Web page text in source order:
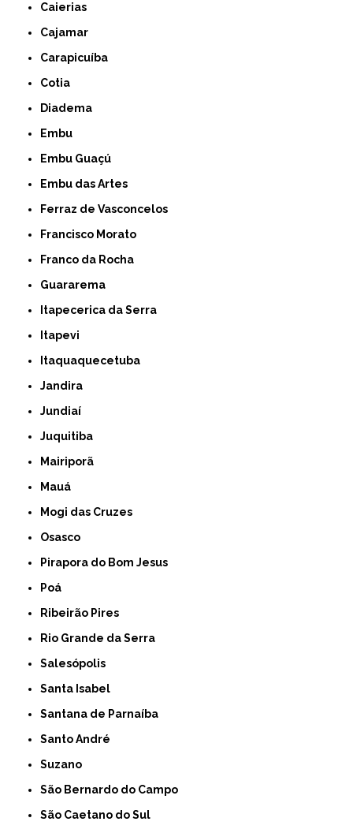
Caierias
Cajamar
Carapicuíba
Cotia
Diadema
Embu
Embu Guaçú
Embu das Artes
Ferraz de Vasconcelos
Francisco Morato
Franco da Rocha
Guararema
Itapecerica da Serra
Itapevi
Itaquaquecetuba
Jandira
Jundiaí
Juquitiba
Mairiporã
Mauá
Mogi das Cruzes
Osasco
Pirapora do Bom Jesus
Poá
Ribeirão Pires
Rio Grande da Serra
Salesópolis
Santa Isabel
Santana de Parnaíba
Santo André
Suzano
São Bernardo do Campo
São Caetano do Sul